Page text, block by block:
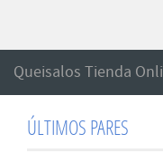
Queisalos Tienda
ÚLTIMOS PARES